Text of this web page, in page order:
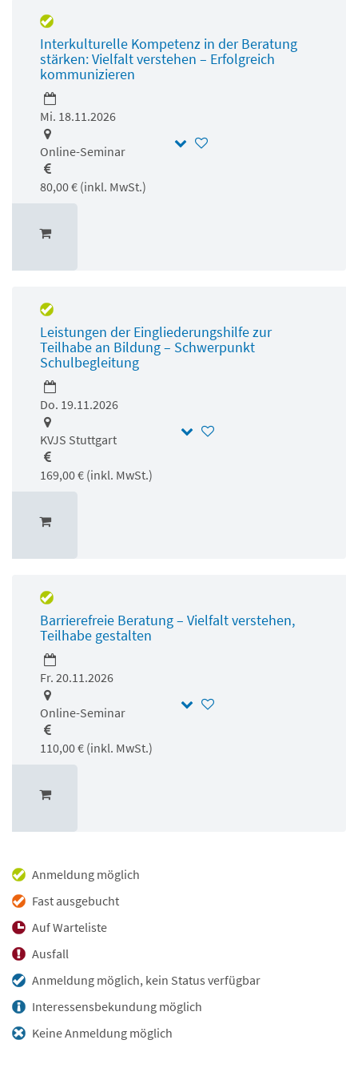
Interkulturelle Kompetenz in der Beratung
stärken: Vielfalt verstehen – Erfolgreich
kommunizieren
Mi. 18.11.2026
Online-Seminar
80,00 € (inkl. MwSt.)
Leistungen der Eingliederungshilfe zur
Teilhabe an Bildung – Schwerpunkt
Schulbegleitung
Do. 19.11.2026
KVJS Stuttgart
169,00 € (inkl. MwSt.)
Barrierefreie Beratung – Vielfalt verstehen,
Teilhabe gestalten
Fr. 20.11.2026
Online-Seminar
110,00 € (inkl. MwSt.)
Anmeldung möglich
Fast ausgebucht
Auf Warteliste
Ausfall
Anmeldung möglich, kein Status verfügbar
Interessensbekundung möglich
Keine Anmeldung möglich